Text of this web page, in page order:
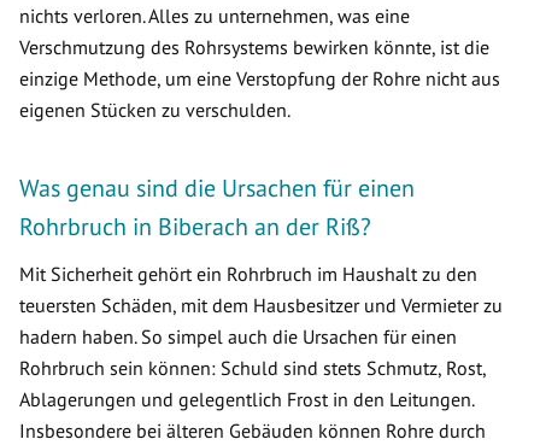
nichts verloren. Alles zu unternehmen, was eine
Verschmutzung des Rohrsystems bewirken könnte, ist die
einzige Methode, um eine Verstopfung der Rohre nicht aus
eigenen Stücken zu verschulden.
Was genau sind die Ursachen für einen
Rohrbruch in Biberach an der Riß?
Mit Sicherheit gehört ein Rohrbruch im Haushalt zu den
teuersten Schäden, mit dem Hausbesitzer und Vermieter zu
hadern haben. So simpel auch die Ursachen für einen
Rohrbruch sein können: Schuld sind stets Schmutz, Rost,
Ablagerungen und gelegentlich Frost in den Leitungen.
Insbesondere bei älteren Gebäuden können Rohre durch